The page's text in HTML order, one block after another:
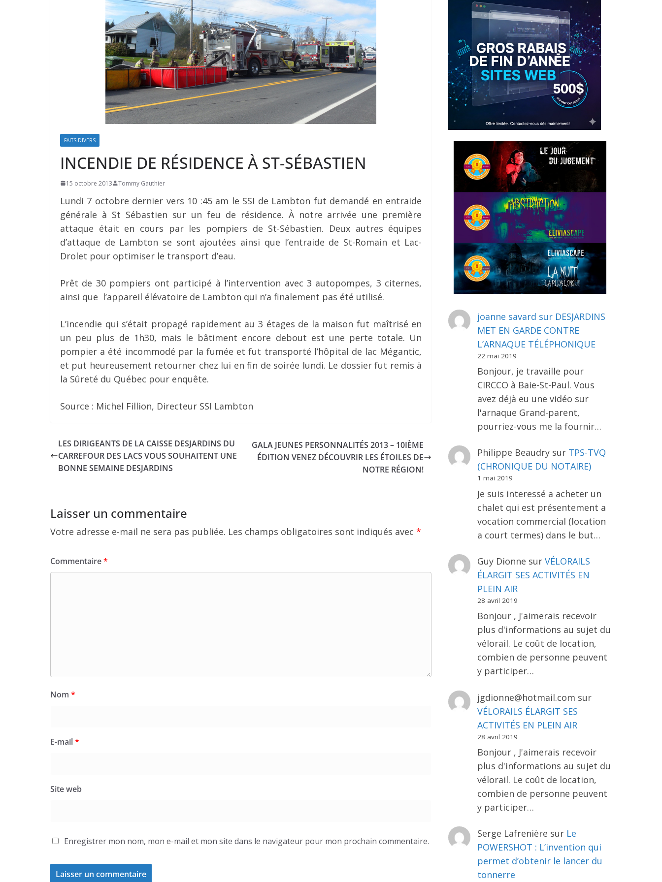
FAITS DIVERS
INCENDIE DE RÉSIDENCE À ST-SÉBASTIEN
15 octobre 2013 Tommy Gauthier
Lundi 7 octobre dernier vers 10 :45 am le SSI de Lambton fut demandé en entraide
générale à St Sébastien sur un feu de résidence. À notre arrivée une première
attaque était en cours par les pompiers de St-Sébastien. Deux autres équipes
d’attaque de Lambton se sont ajoutées ainsi que l’entraide de St-Romain et Lac-
Drolet pour optimiser le transport d’eau.
Prêt de 30 pompiers ont participé à l’intervention avec 3 autopompes, 3 citernes,
ainsi que l’appareil élévatoire de Lambton qui n’a finalement pas été utilisé.
L’incendie qui s’était propagé rapidement au 3 étages de la maison fut maîtrisé en
un peu plus de 1h30, mais le bâtiment encore debout est une perte totale. Un
pompier a été incommodé par la fumée et fut transporté l’hôpital de lac Mégantic,
et put heureusement retourner chez lui en fin de soirée lundi. Le dossier fut remis à
la Sûreté du Québec pour enquête.
Source : Michel Fillion, Directeur SSI Lambton
LES DIRIGEANTS DE LA CAISSE DESJARDINS DU
CARREFOUR DES LACS VOUS SOUHAITENT UNE
BONNE SEMAINE DESJARDINS
GALA JEUNES PERSONNALITÉS 2013 – 10IÈME
ÉDITION VENEZ DÉCOUVRIR LES ÉTOILES DE
NOTRE RÉGION!
Laisser un commentaire
Votre adresse e-mail ne sera pas publiée. Les champs obligatoires sont indiqués avec *
Commentaire*
Nom *
E-mail*
Site web
Enregistrer mon nom, mon e-mail et mon site dans le navigateur pour mon prochain commentaire.
joanne savard sur DESJARDINS
MET EN GARDE CONTRE
L’ARNAQUE TÉLÉPHONIQUE
22 mai 2019
Bonjour, je travaille pour
CIRCCO à Baie-St-Paul. Vous
avez déjà eu une vidéo sur
l'arnaque Grand-parent,
pourriez-vous me la fournir…
Philippe Beaudrysur TPS-TVQ
(CHRONIQUE DU NOTAIRE)
1 mai 2019
Je suis interessé a acheter un
chalet qui est présentement a
vocation commercial (location
a court termes) dans le but…
Guy Dionne sur VÉLORAILS
ÉLARGIT SES ACTIVITÉS EN
PLEIN AIR
28 avril 2019
Bonjour , J'aimerais recevoir
plus d'informations au sujet du
vélorail. Le coût de location,
combien de personne peuvent
y participer…
jgdionne@hotmail.com sur
VÉLORAILS ÉLARGIT SES
ACTIVITÉS EN PLEIN AIR
28 avril 2019
Bonjour , J'aimerais recevoir
plus d'informations au sujet du
vélorail. Le coût de location,
combien de personne peuvent
y participer…
Serge Lafrenière sur Le
POWERSHOT : L’invention qui
permet d’obtenir le lancer du
tonnerre